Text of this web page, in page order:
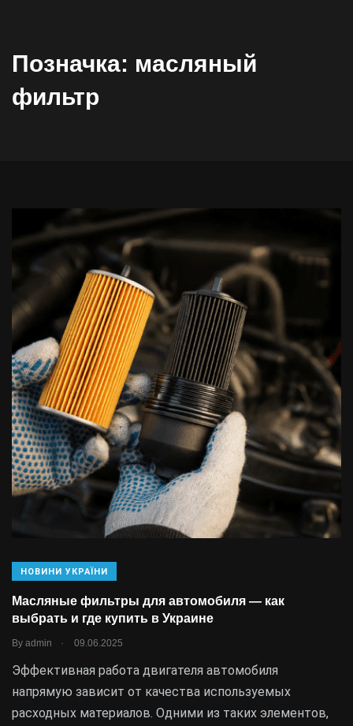
Позначка: масляный
фильтр
НОВИНИ УКРАЇНИ
Масляные фильтры для автомобиля — как
выбрать и где купить в Украине
By admin . 09.06.2025
Эффективная работа двигателя автомобиля
напрямую зависит от качества используемых
расходных материалов. Одними из таких элементов,